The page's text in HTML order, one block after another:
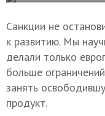
Санкции не
к развитию. Мы
делали только
больше
занять
продукт.